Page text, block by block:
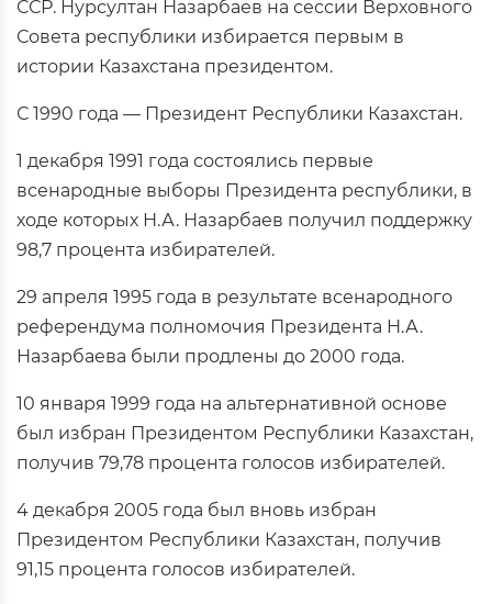
ССР. Нурсултан Назарбаев на сессии Верховного
Совета республики избирается первым в
истории Казахстана президентом.
С 1990 года — Президент Республики Казахстан.
1 декабря 1991 года состоялись первые
всенародные выборы Президента республики, в
ходе которых Н.А. Назарбаев получил поддержку
98,7 процента избирателей.
29 апреля 1995 года в результате всенародного
референдума полномочия Президента Н.А.
Назарбаева были продлены до 2000 года.
10 января 1999 года на альтернативной основе
был избран Президентом Республики Казахстан,
получив 79,78 процента голосов избирателей.
4 декабря 2005 года был вновь избран
Президентом Республики Казахстан, получив
91,15 процента голосов избирателей.